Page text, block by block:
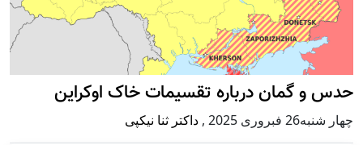
حدس و گمان درباره تقسیمات خاک اوکراین
چهار شنبه26 فبروری 2025 , داکتر ثنا نیکپی